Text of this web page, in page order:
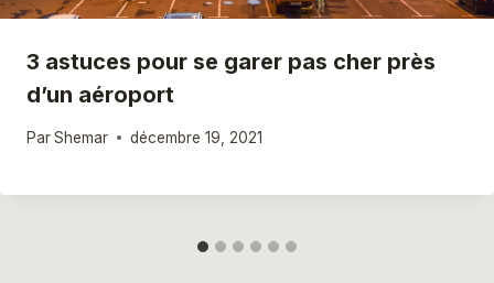
3 astuces pour se garer pas cher près
d’un aéroport
ParShemar décembre 19, 2021